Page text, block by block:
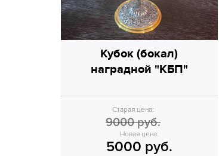
Кубок (бокал)
наградной "КБП"
Старая цена:
9000 руб.
Новая цена:
5000 руб.